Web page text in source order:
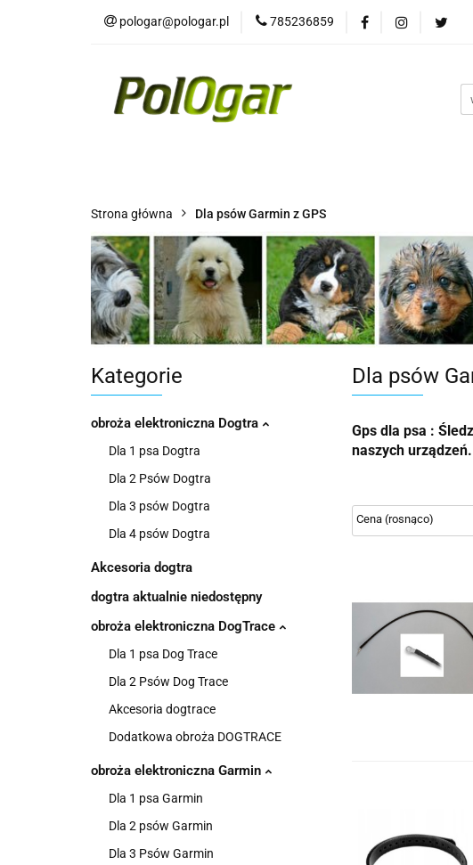
pologar@pologar.pl 785236859
Kategorie
Strona główna Dla psów Garmin z GPS
Kategorie
obroża elektroniczna Dogtra
Dla 1 psa Dogtra
Dla 2 Psów Dogtra
Dla 3 psów Dogtra
Dla 4 psów Dogtra
Akcesoria dogtra
dogtra aktualnie niedostępny
obroża elektroniczna DogTrace
Dla 1 psa Dog Trace
Dla 2 Psów Dog Trace
Akcesoria dogtrace
Dodatkowa obroża DOGTRACE
obroża elektroniczna Garmin
Dla 1 psa Garmin
Dla 2 psów Garmin
Dla 3 Psów Garmin
Dla psów
Gps dla psa :
naszych urządzeń.